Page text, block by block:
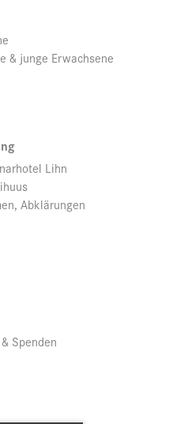
& junge Erwachsene
Lihn
Abklärungen
Spenden